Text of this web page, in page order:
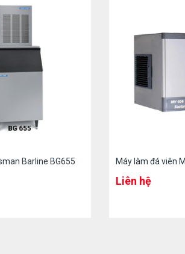
Barline BG655
Máy làm đá viên
Liên hệ